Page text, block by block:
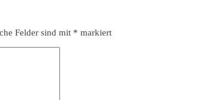
Felder sind mit * markiert